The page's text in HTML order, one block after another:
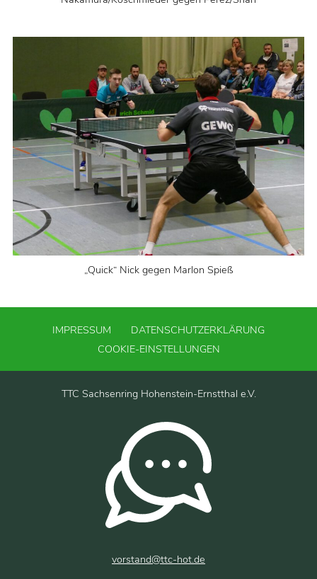
„Quick“ Nick gegen Marlon Spieß
IMPRESSUM
DATENSCHUTZERKLÄRUNG
COOKIE-EINSTELLUNGEN
TTC Sachsenring Hohenstein-Ernstthal e.V.
vorstand@ttc-hot.de